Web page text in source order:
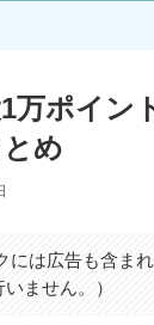
1万ポイ
め
には広告も含ま
ません。）